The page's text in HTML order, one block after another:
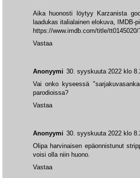
Anonyymi 30. syyskuuta 2022 klo
Olipa harvinaisen epäonnistunut
voisi olla niin huono.
Vastaa
Anonyymi 30. syyskuuta 2022 klo
Vai onko kyseessä
parodioissa?
Vastaa
Aika huonosti löytyy Karzanista
laadukas italialainen elokuva, IMDB-
https://www.imdb.com/title/
Vastaa